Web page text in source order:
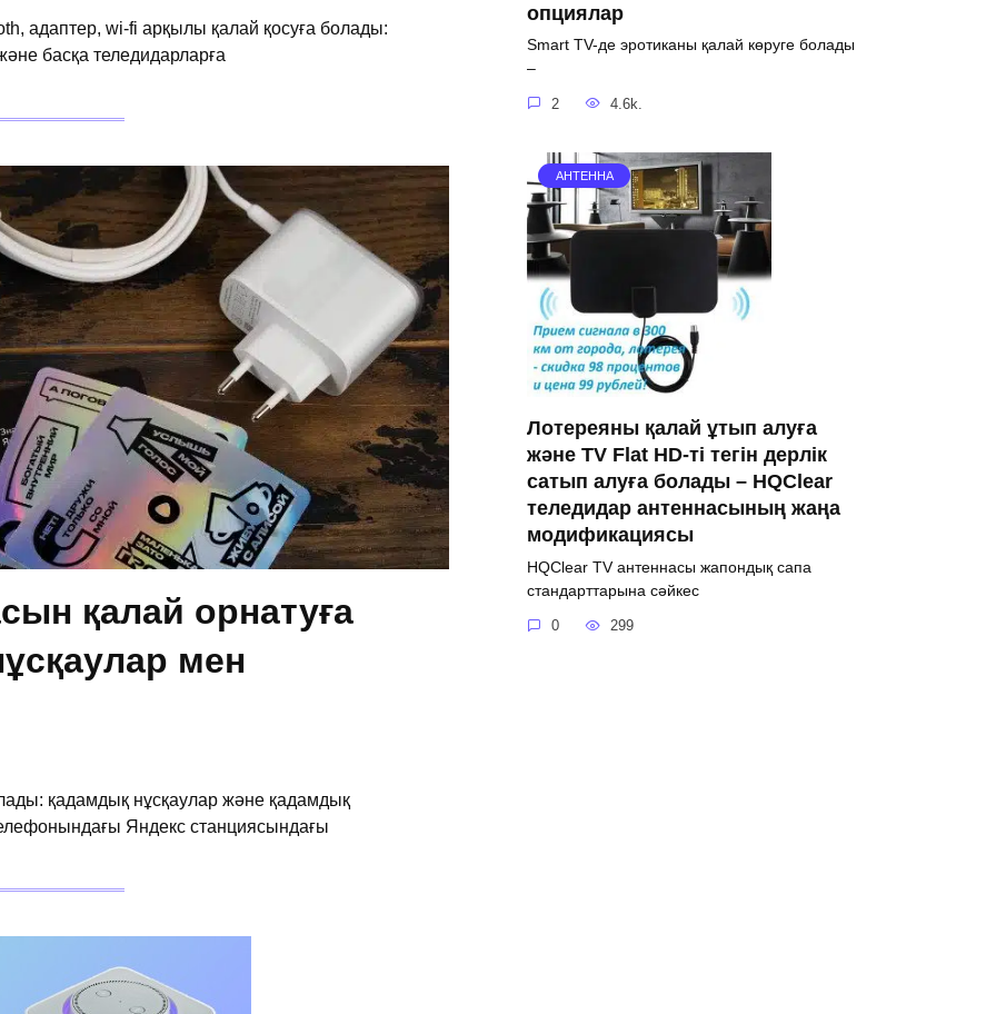
адаптер, wi-fi арқылы қалай қосуға болады:
басқа теледидарларға
қалай орнатуға
мен
қадамдық нұсқаулар және қадамдық
Яндекс станциясындағы
опциялар
Smart TV-де эротиканы қалай көруге болады
–
2 4.6k.
АНТЕННА
Лотереяны қалай ұтып алуға
және TV Flat HD-ті тегін дерлік
сатып алуға болады – HQClear
теледидар антеннасының жаңа
модификациясы
HQClear TV антеннасы жапондық сапа
стандарттарына сәйкес
0 299